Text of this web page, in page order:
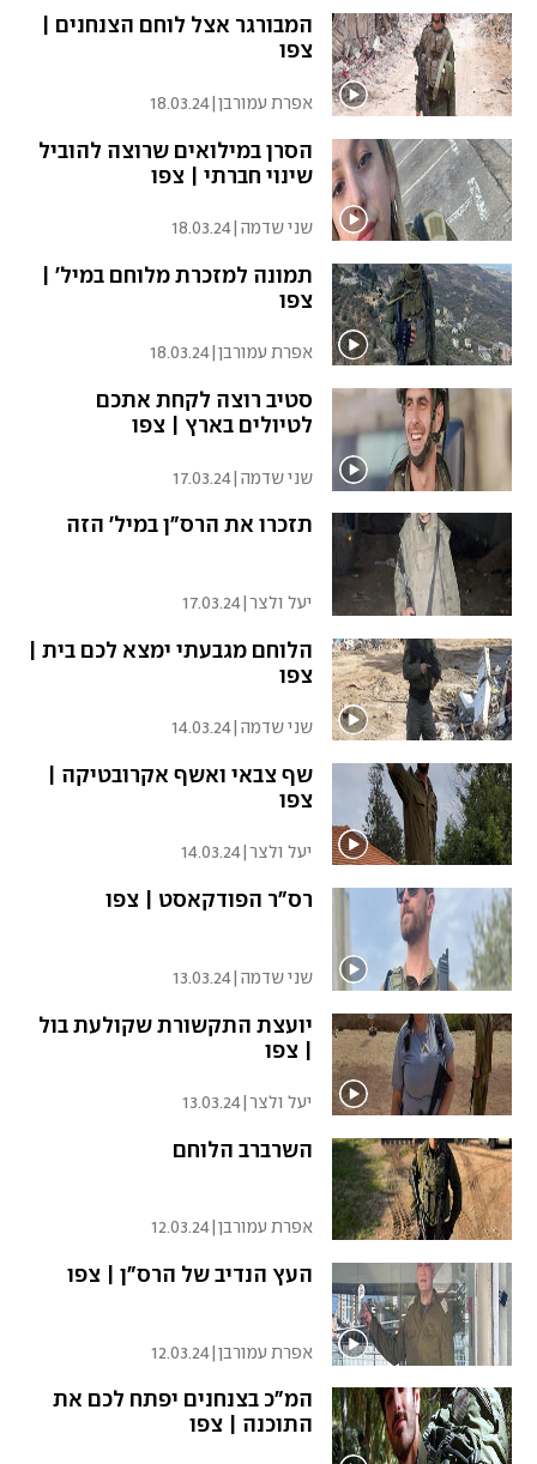
המבורגר אצל לוחם הצנחנים |
צפו
אפרת עמורבן|
18.03.24
הסרן במילואים שרוצה להוביל
שינוי חברתי | צפו
שני שדמה 18.03.24
תמונה למזכרת מלוחם במיל' |
צפו
אפרת עמורבן|
18.03.24
סטיב רוצה לקחת אתכם
לטיולים בארץ | צפו
שני שדמה 17.03.24
תזכרו את הרס"ן במיל' הזה
יעל ולצר|
17.03.24
הלוחם מגבעתי ימצא לכם בית |
צפו
שני שדמה 14.03.24
שף צבאי ואשף אקרובטיקה |
צפו
יעל ולצר|
14.03.24
רס"ר הפודקאסט | צפו
שני שדמה 13.03.24
יועצת התקשורת שקולעת בול
| צפו
יעל ולצר|
13.03.24
השרברב הלוחם
אפרת עמורבן|
12.03.24
העץ הנדיב של הרס"ן | צפו
אפרת עמורבן|
12.03.24
המ"כ בצנחנים יפתח לכם את
התוכנה | צפו